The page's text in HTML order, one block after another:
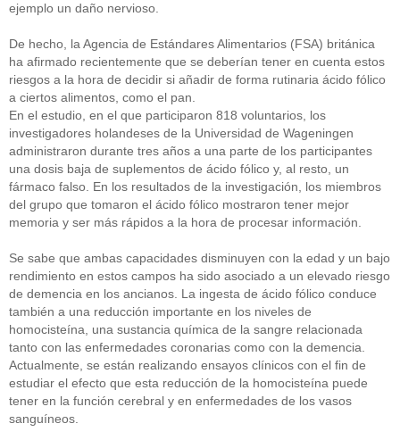
ejemplo un daño nervioso.
De hecho, la Agencia de Estándares Alimentarios (FSA) británica
ha afirmado recientemente que se deberían tener en cuenta estos
riesgos a la hora de decidir si añadir de forma rutinaria ácido fólico
a ciertos alimentos, como el pan.
En el estudio, en el que participaron 818 voluntarios, los
investigadores holandeses de la Universidad de Wageningen
administraron durante tres años a una parte de los participantes
una dosis baja de suplementos de ácido fólico y, al resto, un
fármaco falso. En los resultados de la investigación, los miembros
del grupo que tomaron el ácido fólico mostraron tener mejor
memoria y ser más rápidos a la hora de procesar información.
Se sabe que ambas capacidades disminuyen con la edad y un bajo
rendimiento en estos campos ha sido asociado a un elevado riesgo
de demencia en los ancianos. La ingesta de ácido fólico conduce
también a una reducción importante en los niveles de
homocisteína, una sustancia química de la sangre relacionada
tanto con las enfermedades coronarias como con la demencia.
Actualmente, se están realizando ensayos clínicos con el fin de
estudiar el efecto que esta reducción de la homocisteína puede
tener en la función cerebral y en enfermedades de los vasos
sanguíneos.